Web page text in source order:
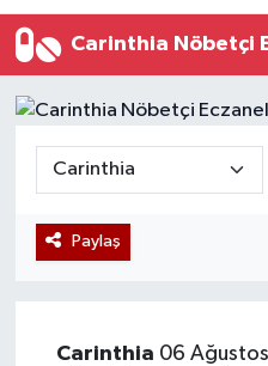
Carinthia Nöbetçi
Paylaş
Carinthia 06